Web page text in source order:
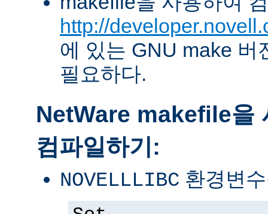
http://
에 있는 GNU make 버
필요하다.
NetWare makefile을
컴파일하기:
NOVELLLIBC 환경변